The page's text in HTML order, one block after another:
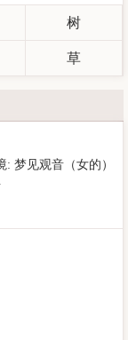
树
草
梦见观音（女的）